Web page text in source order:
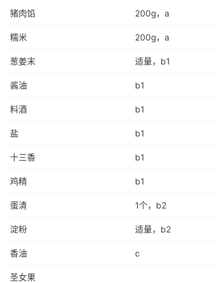
猪肉馅 200g，a
糯米 200g，a
葱姜末 适量，b1
酱油 b1
料酒 b1
盐 b1
十三香 b1
鸡精 b1
蛋清 1个，b2
淀粉 适量，b2
香油 c
圣女果